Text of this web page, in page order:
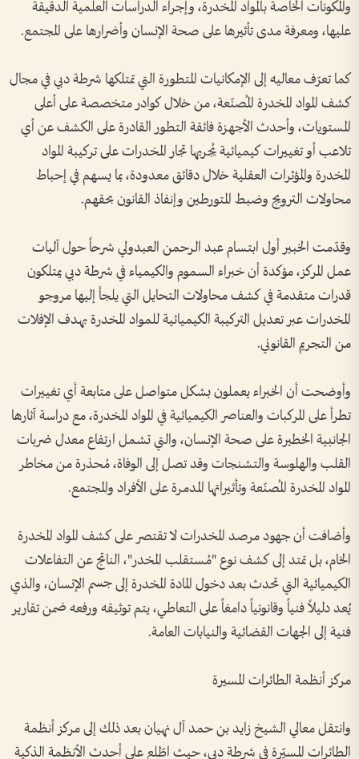
والمكونات الخاصة بالمواد المخدرة، وإجراء الدراسات العلمية الدقيقة
عليها، ومعرفة مدى تأثيرها على صحة الإنسان وأضرارها على المجتمع.
كما تعرّف معاليه إلى الإمكانيات المتطورة التي تمتلكها شرطة دبي في مجال
كشف المواد المخدرة المُصنّعة، من خلال كوادر متخصصة على أعلى
المستويات، وأحدث الأجهزة فائقة التطور القادرة على الكشف عن أي
تلاعب أو تغييرات كيميائية يُجريها تجار المخدرات على تركيبة المواد
المخدرة والمؤثرات العقلية خلال دقائق معدودة، بما يسهم في إحباط
محاولات الترويج وضبط المتورطين وإنفاذ القانون بحقهم.
وقدّمت الخبير أول ابتسام عبد الرحمن العبدولي شرحاً حول آليات
عمل المركز، مؤكدة أن خبراء السموم والكيمياء في شرطة دبي يمتلكون
قدرات متقدمة في كشف محاولات التحايل التي يلجأ إليها مروجو
المخدرات عبر تعديل التركيبة الكيميائية للمواد المخدرة بهدف الإفلات
من التجريم القانوني.
وأوضحت أن الخبراء يعملون بشكل متواصل على متابعة أي تغييرات
تطرأ على المركبات والعناصر الكيميائية في المواد المخدرة، مع دراسة آثارها
الجانبية الخطيرة على صحة الإنسان، والتي تشمل ارتفاع معدل ضربات
القلب والهلوسة والتشنجات وقد تصل إلى الوفاة، مُحذرة من مخاطر
المواد المخدرة المُصنّعة وتأثيراتها المدمرة على الأفراد والمجتمع.
وأضافت أن جهود مرصد المخدرات لا تقتصر على كشف المواد المخدرة
الخام، بل تمتد إلى كشف نوع "مُستقلب المخدر"، الناتج عن التفاعلات
الكيميائية التي تحدث بعد دخول المادة المخدرة إلى جسم الإنسان، والذي
يُعد دليلاً فنياً وقانونياً دامغاً على التعاطي، يتم توثيقه ورفعه ضمن تقارير
فنية إلى الجهات القضائية والنيابات العامة.
مركز أنظمة الطائرات المسيرة
وانتقل معالي الشيخ زايد بن حمد آل نهيان بعد ذلك إلى مركز أنظمة
الطائرات المسيّرة في شرطة دبي، حيث اطّلع على أحدث الأنظمة الذكية